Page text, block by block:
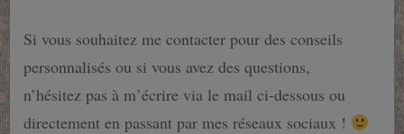
Si vous souhaitez me contacter pour des conseils
personnalisés ou si vous avez des questions,
n’hésitez pas à m’écrire via le mail ci-dessous ou
directement en passant par mes réseaux sociaux !